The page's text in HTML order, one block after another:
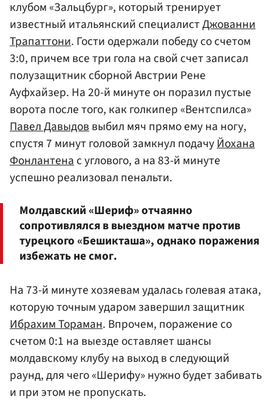
клубом «Зальцбург», который тренирует
известный итальянский специалистДжованни
Трапаттони. Гости одержали победу со счетом
3:0, причем все три гола на свой счет записал
полузащитник сборной Австрии Рене
Ауфхайзер. На 20-й минуте он поразил пустые
ворота после того, как голкипер «Вентспилса»
Павел Давыдов выбил мяч прямо ему на ногу,
спустя 7 минут головой замкнул подачуЙохана
Фонлантена с углового, а на 83-й минуте
успешно реализовал пенальти.
Молдавский «Шериф» отчаянно
сопротивлялся в выездном матче против
турецкого «Бешикташа», однако поражения
избежать не смог.
На 73-й минуте хозяевам удалась голевая атака,
которую точным ударом завершил защитник
Ибрахим Тораман. Впрочем, поражение со
счетом 0:1 на выезде оставляет шансы
молдавскому клубу на выход в следующий
раунд, для чего «Шерифу» нужно будет забивать
и при этом не пропускать.